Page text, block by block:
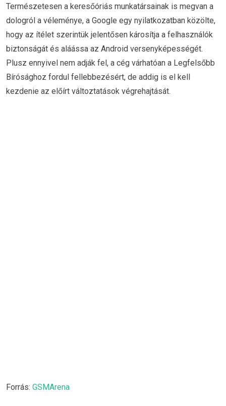
Természetesen a keresőóriás munkatársainak is megvan a
dologról a véleménye, a Google egy nyilatkozatban közölte,
hogy az ítélet szerintük jelentősen károsítja a felhasználók
biztonságát és aláássa az Android versenyképességét.
Plusz ennyivel nem adják fel, a cég várhatóan a Legfelsőbb
Bírósághoz fordul fellebbezésért, de addig is el kell
kezdenie az előírt változtatások végrehajtását.
Forrás: GSMArena